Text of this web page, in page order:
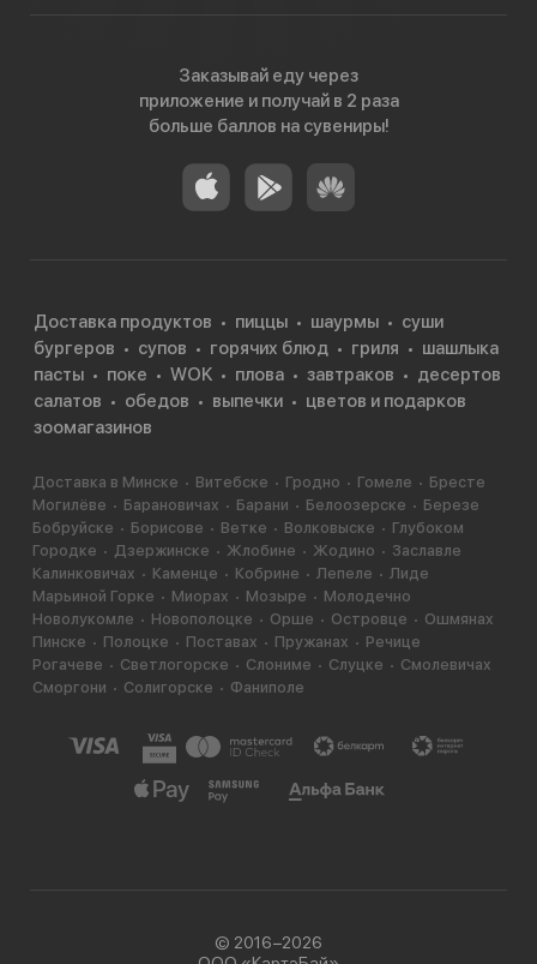
Заказывай еду через
приложение и получай в 2 раза
больше баллов на сувениры!
Доставка продуктов пиццы шаурмы
суши
бургеров
супов горячих блюд гриля
шашлыка
пасты
поке WOK плова завтраков
десертов
салатов
обедов выпечки
цветов и подарков
зоомагазинов
Доставка в Минске Витебске Гродно Гомеле
Бресте
Могилёве
Барановичах Барани Белоозерске
Березе
Бобруйске
Борисове Ветке Волковыске
Глубоком
Городке
Дзержинске Жлобине Жодино
Заславле
Калинковичах
Каменце Кобрине Лепеле
Лиде
Марьиной Горке
Миорах Мозыре
Молодечно
Новолукомле
Новополоцке Орше Островце
Ошмянах
Пинске
Полоцке Поставах Пружанах
Речице
Рогачеве
Светлогорске Слониме Слуцке
Смолевичах
Сморгони
Солигорске Фаниполе
© 2016−2026